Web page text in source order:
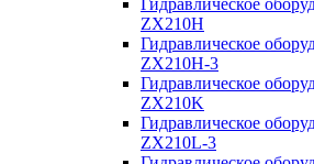
Гидравлическое
ZX210H
Гидравлическое
ZX210H-3
Гидравлическое
ZX210K
Гидравлическое
ZX210L-3